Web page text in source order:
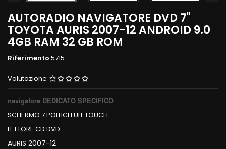
AUTORADIO NAVIGATORE DVD 7"
TOYOTA AURIS 2007-12 ANDROID 9.0
4GB RAM 32 GB ROM
Riferimento 5715
Valutazione
navigatore DEDICATO SPECIFICO
SCHERMO 7 POLLICI FULL TOUCH
LETTORE CD DVD
AURIS 2007-12